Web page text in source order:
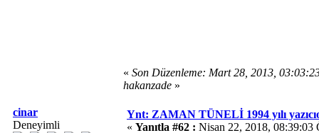
« Son Düzenleme: Mart 28, 2013,
hakanzade »
cinar
Deneyimli
Ynt: ZAMAN TÜNELİ 1994 yılı
« Yanıtla #62 : Nisan 22, 2018, 08:39:03